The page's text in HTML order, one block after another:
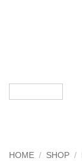
HOME / SHOP /